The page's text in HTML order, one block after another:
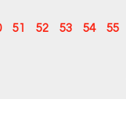
51 52 53 54 55